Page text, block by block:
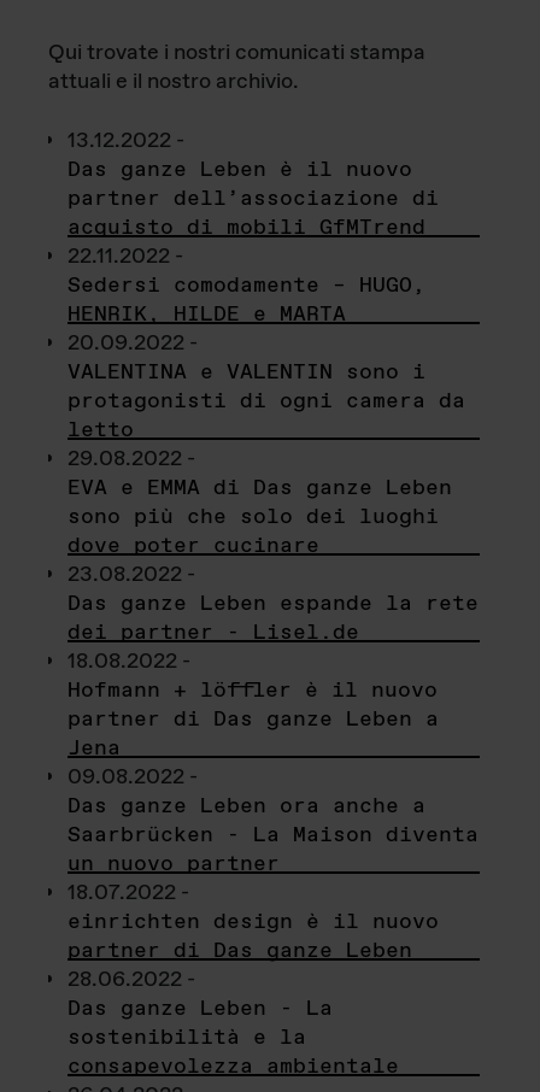
Qui trovate i nostri comunicati stampa
attuali e il nostro archivio.
13.12.2022 -
Das ganze Leben è il nuovo
partner dell’associazione di
acquisto di mobili GfMTrend
22.11.2022 -
Sedersi comodamente – HUGO,
HENRIK, HILDE e MARTA
20.09.2022 -
VALENTINA e VALENTIN sono i
protagonisti di ogni camera da
letto
29.08.2022 -
EVA e EMMA di Das ganze Leben
sono più che solo dei luoghi
dove poter cucinare
23.08.2022 -
Das ganze Leben espande la rete
dei partner - Lisel.de
18.08.2022 -
Hofmann + löffler è il nuovo
partner di Das ganze Leben a
Jena
09.08.2022 -
Das ganze Leben ora anche a
Saarbrücken - La Maison diventa
un nuovo partner
18.07.2022 -
einrichten design è il nuovo
partner di Das ganze Leben
28.06.2022 -
Das ganze Leben - La
sostenibilità e la
consapevolezza ambientale